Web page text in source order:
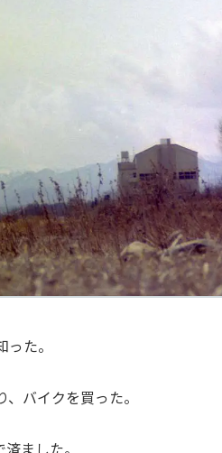
た。
バイクを買った。
ました。